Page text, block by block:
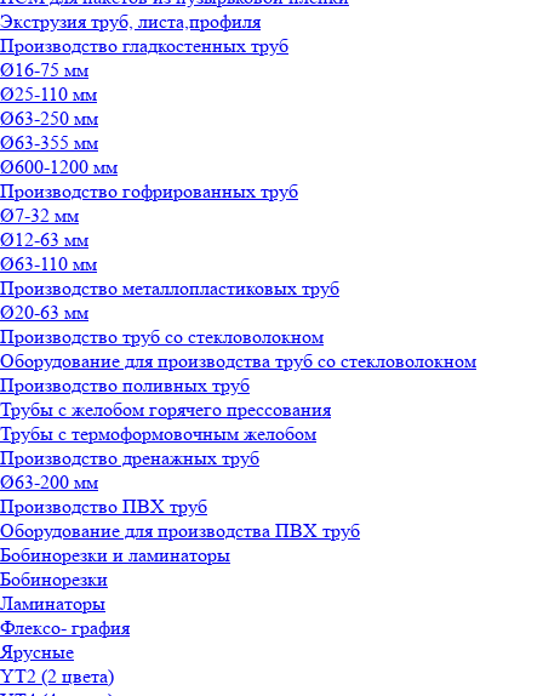
Экструзия труб, листа,профиля
Производство гладкостенных труб
Ø16-75 мм
Ø25-110 мм
Ø63-250 мм
Ø63-355 мм
Ø600-1200 мм
Производство гофрированных труб
Ø7-32 мм
Ø12-63 мм
Ø63-110 мм
Производство металлопластиковых труб
Ø20-63 мм
Производство труб со стекловолокном
Оборудование для производства труб со стекловолокном
Производство поливных труб
Трубы с желобом горячего прессования
Трубы с термоформовочным желобом
Производство дренажных труб
Ø63-200 мм
Производство ПВХ труб
Оборудование для производства ПВХ труб
Бобинорезки и ламинаторы
Бобинорезки
Ламинаторы
Флексо- графия
Ярусные
YT2 (2 цвета)